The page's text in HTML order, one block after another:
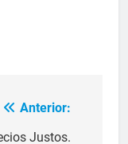
Anterior:
Justos.